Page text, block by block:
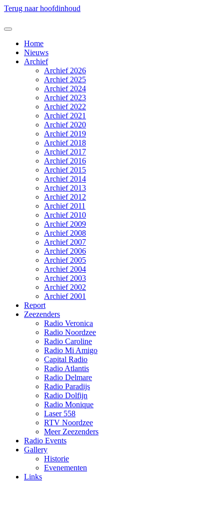
Terug naar hoofdinhoud
Home
Nieuws
Archief
Archief 2026
Archief 2025
Archief 2024
Archief 2023
Archief 2022
Archief 2021
Archief 2020
Archief 2019
Archief 2018
Archief 2017
Archief 2016
Archief 2015
Archief 2014
Archief 2013
Archief 2012
Archief 2011
Archief 2010
Archief 2009
Archief 2008
Archief 2007
Archief 2006
Archief 2005
Archief 2004
Archief 2003
Archief 2002
Archief 2001
Report
Zeezenders
Radio Veronica
Radio Noordzee
Radio Caroline
Radio Mi Amigo
Capital Radio
Radio Atlantis
Radio Delmare
Radio Paradijs
Radio Dolfijn
Radio Monique
Laser 558
RTV Noordzee
Meer Zeezenders
Radio Events
Gallery
Historie
Evenementen
Links